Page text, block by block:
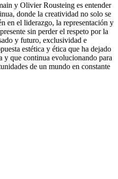
y Olivier Rousteing es entender
donde la creatividad no solo se
en el liderazgo, la representación y
sin perder el respeto por la
y futuro, exclusividad e
estética y ética que ha dejado
y que continua evolucionando para
de un mundo en constante